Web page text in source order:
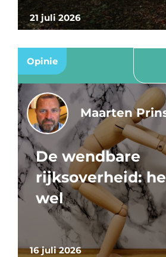
21 juli 2026
Opinie
16 juli 2026
Maarten
De wendbare
rijksoverheid:
wel